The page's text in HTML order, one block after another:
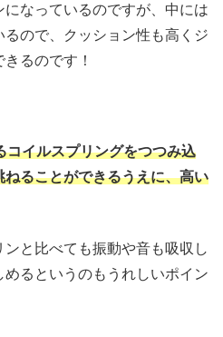
になっているのですが、中には
ので、クッション性も高くジ
るのです！
コイルスプリングをつつみ込
ることができるうえに、高い
と比べても振動や音も吸収し
るというのもうれしいポイン